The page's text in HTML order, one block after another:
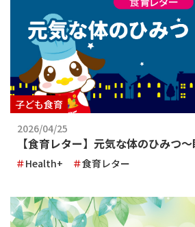
2026/04/25
【食育レター】元気な体のひみつ
Health+ 食育レター
子ども食育